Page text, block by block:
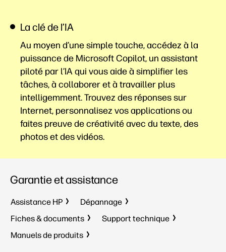
La clé de l’IA
Au moyen d’une simple touche, accédez à la
puissance de Microsoft Copilot, un assistant
piloté par l’IA qui vous aide à simplifier les
tâches, à collaborer et à travailler plus
intelligemment. Trouvez des réponses sur
Internet, personnalisez vos applications ou
faites preuve de créativité avec du texte, des
photos et desvidéos.
Garantie et assistance
Assistance HP
Dépannage
Fiches & documents
Support technique
Manuels de produits